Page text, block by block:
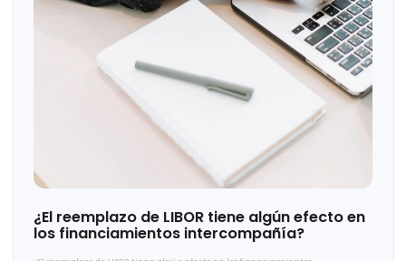
Aranceles de EE. UU. a México: Impacto
económico, riesgos y estrategias de